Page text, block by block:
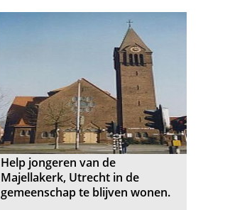
Help jongeren van de
Majellakerk, Utrecht in de
gemeenschap te blijven wonen.